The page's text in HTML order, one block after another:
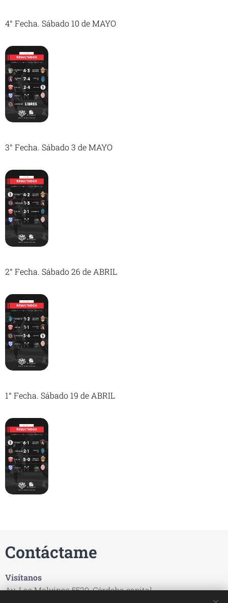
4° Fecha. Sábado 10 de MAYO
3° Fecha. Sábado 3 de MAYO
2° Fecha. Sábado 26 de ABRIL
1° Fecha. Sábado 19 de ABRIL
Contáctame
Visítanos
Av. Las Malvinas 5520, Córdoba capital